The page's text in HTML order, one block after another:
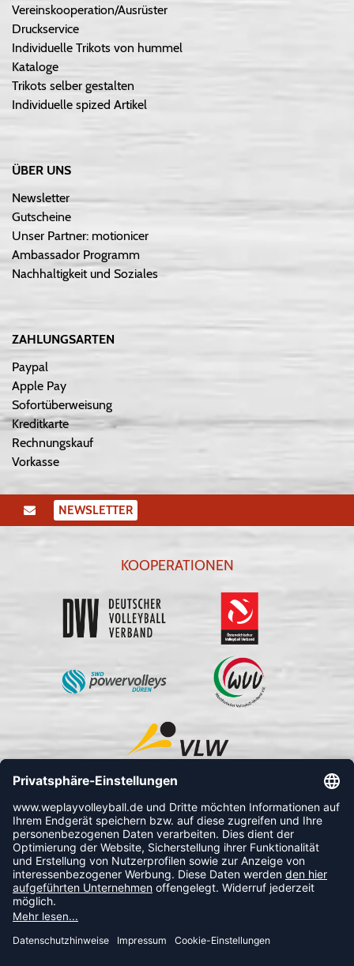
Vereinskooperation/Ausrüster
Druckservice
Individuelle Trikots von hummel
Kataloge
Trikots selber gestalten
Individuelle spized Artikel
ÜBER UNS
Newsletter
Gutscheine
Unser Partner: motionicer
Ambassador Programm
Nachhaltigkeit und Soziales
ZAHLUNGSARTEN
Paypal
Apple Pay
Sofortüberweisung
Kreditkarte
Rechnungskauf
Vorkasse
NEWSLETTER
KOOPERATIONEN
FOLLOW US